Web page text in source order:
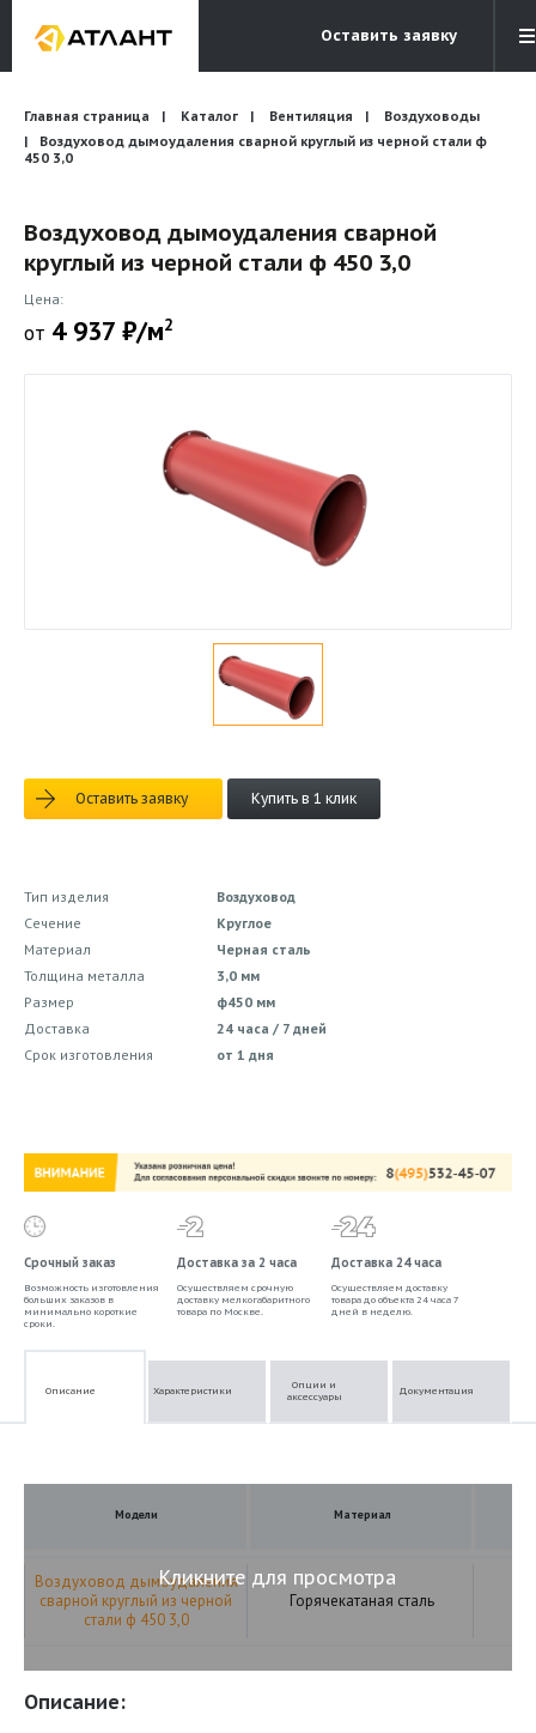
Оставить заявку
Электронная почта
info@atlantcompany.ru
Бесплатный звонок
8 (495) 532-45-07
Бренды
Бланки запросов
Главная страница Каталог Вентиляция
Воздуховоды
Воздуховод дымоудаления сварной круглый из черной стали ф
450 3,0
Воздуховод дымоудаления сварной
круглый из черной стали ф 450 3,0
Цена:
от 4 937 ₽/м2
Оставить заявку Купить в 1 клик
Тип изделия
Воздуховод
Сечение
Круглое
Материал
Черная сталь
Толщина металла
3,0 мм
Размер
ф450 мм
Доставка
24 часа / 7 дней
Срок изготовления
от 1 дня
Срочный заказ
Возможность изготовления
больших заказов в
минимально короткие
сроки.
Доставка за 2 часа
Осуществляем срочную
доставку мелкогабаритного
товара по Москве.
Доставка 24 часа
Осуществляем доставку
товара до объекта 24 часа 7
дней в неделю.
Описание Характеристики
Опции и
аксессуары
Документация
Модели Материал
Воздуховод дымоудаления
сварной круглый из черной
стали ф 450 3,0
Горячекатаная сталь
Кликните для просмотра
Описание: